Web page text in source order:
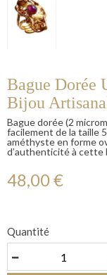
Bague Dorée
Bijou
Bague dorée (2
facilement de la taille
améthyste en forme
d’authenticité à cette
48,00 €
Quantité